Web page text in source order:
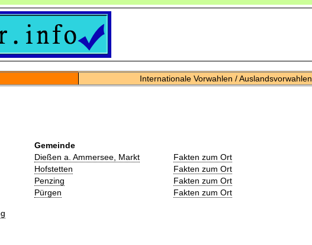
Internationale Vorwahlen / Auslandsvorwahlen
Gemeinde
Dießen a. Ammersee, Markt
Fakten zum Ort
Hofstetten
Fakten zum Ort
Penzing
Fakten zum Ort
Pürgen Fakten zum Ort